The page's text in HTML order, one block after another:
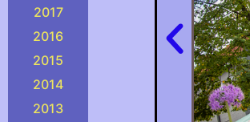
2017
2016
2015
2014
2013